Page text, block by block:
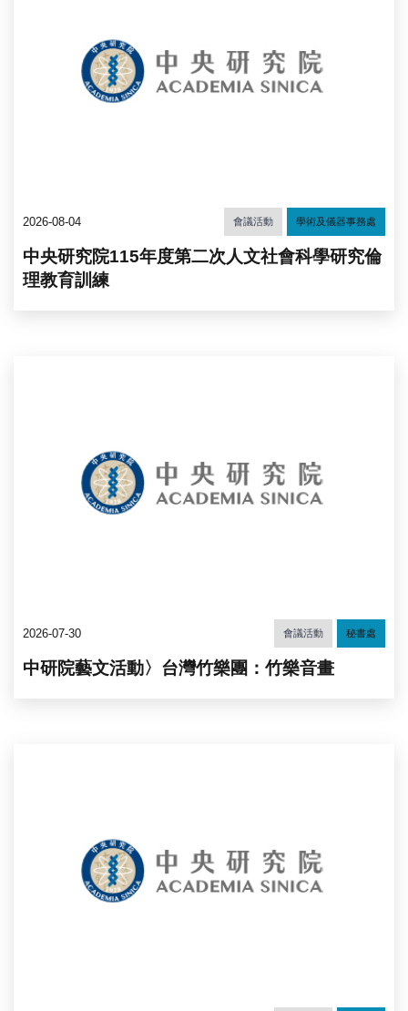
2026-08-04 會議活動 學術及儀器事務處
中央研究院115年度第二次人文社會科學研究倫
理教育訓練
2026-07-30 會議活動 秘書處
中研院藝文活動〉台灣竹樂團：竹樂音畫